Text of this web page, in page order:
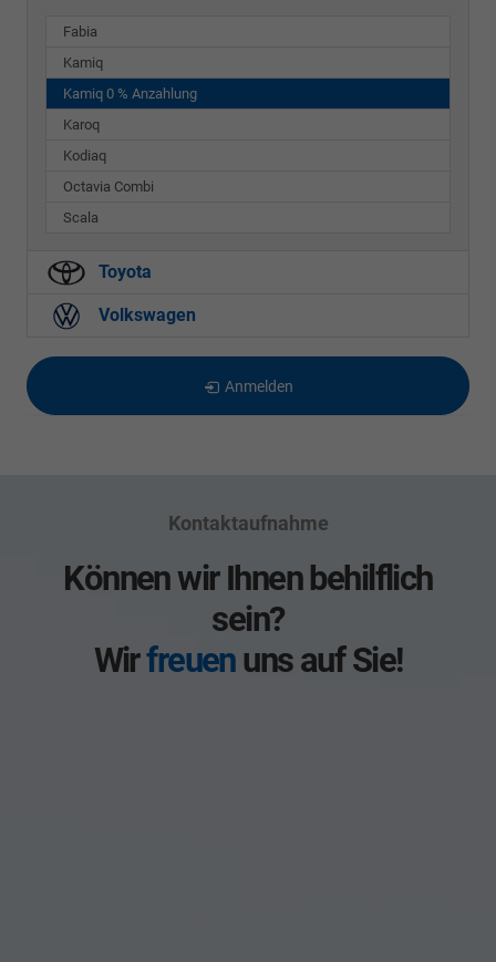
Fabia
Kamiq
Kamiq 0 % Anzahlung
Karoq
Kodiaq
Octavia Combi
Scala
Toyota
Volkswagen
Anmelden
Kontaktaufnahme
Können wir Ihnen behilflich
sein?
Wirfreuenuns auf Sie!